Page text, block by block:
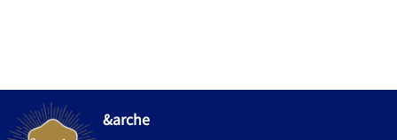
&arche